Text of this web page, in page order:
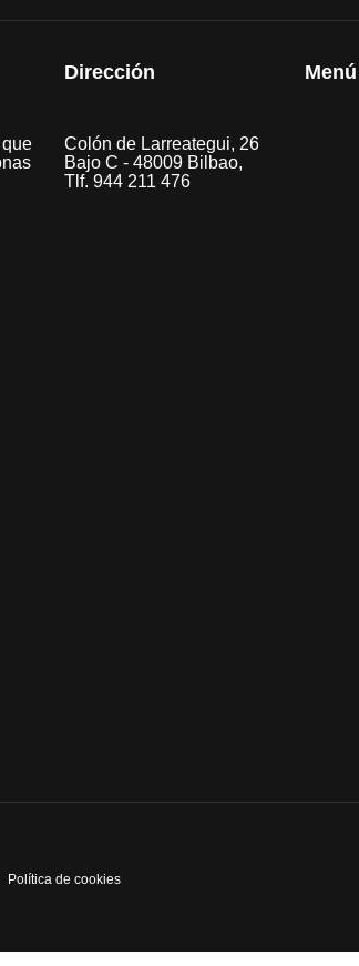
Dirección
Colón de Larreategui, 26
Bajo C - 48009 Bilbao,
Tlf. 944 211 476
Menú
Política de cookies